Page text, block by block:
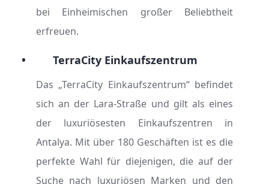
bei Einheimischen großer Beliebtheit
erfreuen.
• TerraCity Einkaufszentrum
Das „TerraCity Einkaufszentrum“ befindet
sich an der Lara-Straße und gilt als eines
der luxuriösesten Einkaufszentren in
Antalya. Mit über 180 Geschäften ist es die
perfekte Wahl für diejenigen, die auf der
Suche nach luxuriösen Marken und den